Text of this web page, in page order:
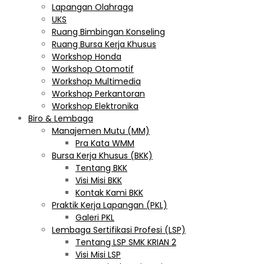
Lapangan Olahraga
UKS
Ruang Bimbingan Konseling
Ruang Bursa Kerja Khusus
Workshop Honda
Workshop Otomotif
Workshop Multimedia
Workshop Perkantoran
Workshop Elektronika
Biro & Lembaga
Manajemen Mutu (MM)
Pra Kata WMM
Bursa Kerja Khusus (BKK)
Tentang BKK
Visi Misi BKK
Kontak Kami BKK
Praktik Kerja Lapangan (PKL)
Galeri PKL
Lembaga Sertifikasi Profesi (LSP)
Tentang LSP SMK KRIAN 2
Visi Misi LSP